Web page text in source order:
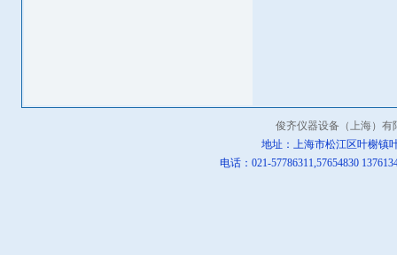
俊齐仪器设备（上海）有
地址：上海市松江区叶榭镇
电话：021-57786311,57654830